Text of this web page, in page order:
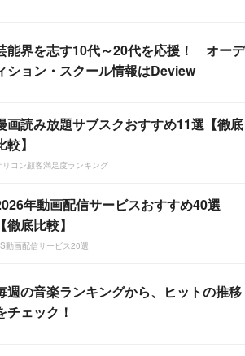
能界を志す10代～20代を応援！ オーデ
ション・スクール情報はDeview
画読み放題サブスクおすすめ11選【徹底
較】
リコン顧客満足度ランキング
年動画配信サービスおすすめ40選
【徹底比較】
動画配信サービス20選
週の音楽ランキングから、ヒットの推移
チェック！